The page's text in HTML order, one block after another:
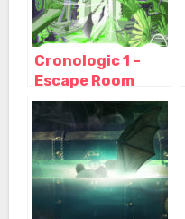
Cronologic 1 –
Escape Room
Barcelona,
Barcelona –
Cataluña